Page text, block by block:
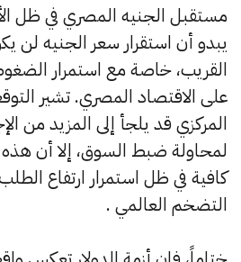
مستقبل الجنيه المصري في ظل
يبدو أن استقرار سعر الجنيه لن
القريب، خاصة مع استمرار الضغوط
على الاقتصاد المصري. تشير
المركزي قد يلجأ إلى المزيد من
لمحاولة ضبط السوق، إلا أن هذه
كافية في ظل استمرار ارتفاع الطلب
التضخم العالمي .